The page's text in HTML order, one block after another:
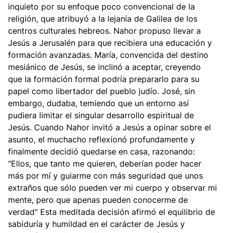
inquieto por su enfoque poco convencional de la
religión, que atribuyó a la lejanía de Galilea de los
centros culturales hebreos. Nahor propuso llevar a
Jesús a Jerusalén para que recibiera una educación y
formación avanzadas. María, convencida del destino
mesiánico de Jesús, se inclinó a aceptar, creyendo
que la formación formal podría prepararlo para su
papel como libertador del pueblo judío. José, sin
embargo, dudaba, temiendo que un entorno así
pudiera limitar el singular desarrollo espiritual de
Jesús. Cuando Nahor invitó a Jesús a opinar sobre el
asunto, el muchacho reflexionó profundamente y
finalmente decidió quedarse en casa, razonando:
"Ellos, que tanto me quieren, deberían poder hacer
más por mí y guiarme con más seguridad que unos
extraños que sólo pueden ver mi cuerpo y observar mi
mente, pero que apenas pueden conocerme de
verdad" Esta meditada decisión afirmó el equilibrio de
sabiduría y humildad en el carácter de Jesús y